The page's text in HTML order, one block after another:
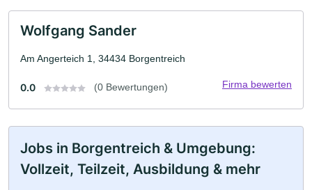
Wolfgang Sander
Am Angerteich 1, 34434 Borgentreich
0.0 (0 Bewertungen) Firma bewerten
Jobs in Borgentreich & Umgebung:
Vollzeit, Teilzeit, Ausbildung & mehr